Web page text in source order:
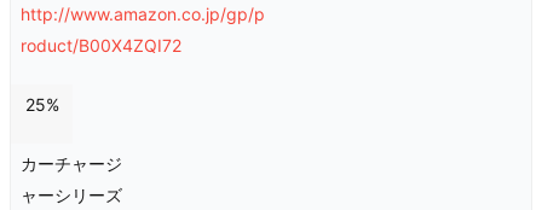
http://www.amazon.co.jp/gp/p
roduct/B00X4ZQI72
25%
カーチャージ
ャーシリーズ